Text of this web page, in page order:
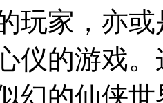
玩家，亦
仪的游戏
幻的仙侠